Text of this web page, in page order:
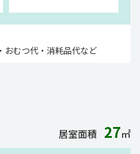
おむつ代・消耗品代など
居室面積 27㎡